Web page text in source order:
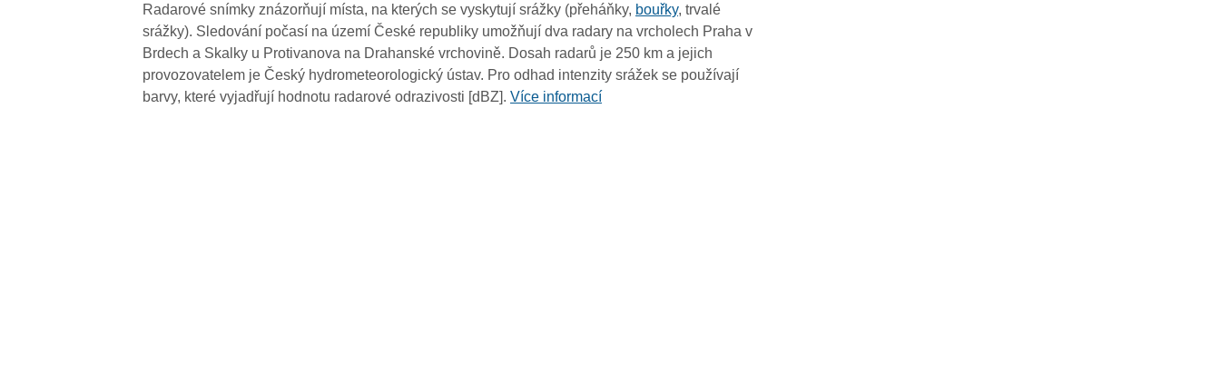
04:55
04:45
04:35
04:25
Radarové snímky znázorňují místa, na kterých se vyskytují srážky (přeháňky, bouřky, trvalé
srážky). Sledování počasí na území České republiky umožňují dva radary na vrcholech Praha v
Brdech a Skalky u Protivanova na Drahanské vrchovině. Dosah radarů je 250 km a jejich
provozovatelem je Český hydrometeorologický ústav. Pro odhad intenzity srážek se používají
barvy, které vyjadřují hodnotu radarové odrazivosti [dBZ].Více informací